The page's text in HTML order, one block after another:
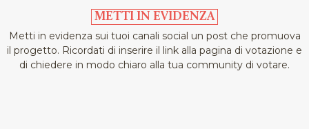
commedia in due parti di Peppino De Filippo regia Luigi De
Filippo ripresa da Rosario Giglio.
METTI IN EVIDENZA
Metti in evidenza sui tuoi canali social un post che promuova
il progetto. Ricordati di inserire il link alla pagina di votazione e
di chiedere in modo chiaro alla tua community di votare.